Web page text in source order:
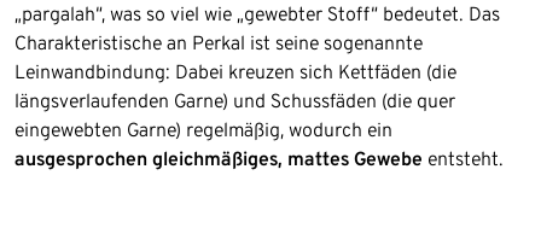
„pargalah“, was so viel wie „gewebter Stoff“ bedeutet. Das
Charakteristische an Perkal ist seine sogenannte
Leinwandbindung: Dabei kreuzen sich Kettfäden (die
längsverlaufenden Garne) und Schussfäden (die quer
eingewebten Garne) regelmäßig, wodurch ein
ausgesprochen gleichmäßiges, mattes Gewebe entsteht.